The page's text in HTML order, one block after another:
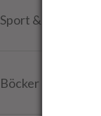
Sport & Träning
Böcker & Tidningar